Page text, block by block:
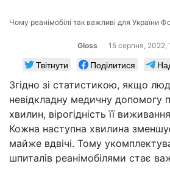
Чому реанімобілі так важливі для України
Gloss 15 серпня, 2022,
Твітнути Поділитися
Згідно зі статистикою, якщо
невідкладну медичну допомогу
хвилин, вірогідність її
Кожна наступна хвилина
майже вдвічі. Тому
шпиталів реанімобілями стає